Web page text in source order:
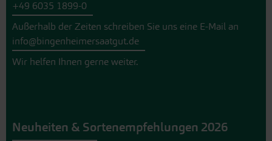
+49 6035 1899-0
Außerhalb der Zeiten schreiben Sie uns eine E-Mail an
info@bingenheimersaatgut.de
Wir helfen Ihnen gerne weiter.
Neuheiten & Sortenempfehlungen 2026